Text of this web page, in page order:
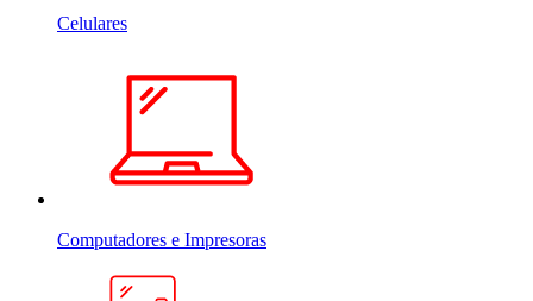
Celulares
Computadores e Impresoras